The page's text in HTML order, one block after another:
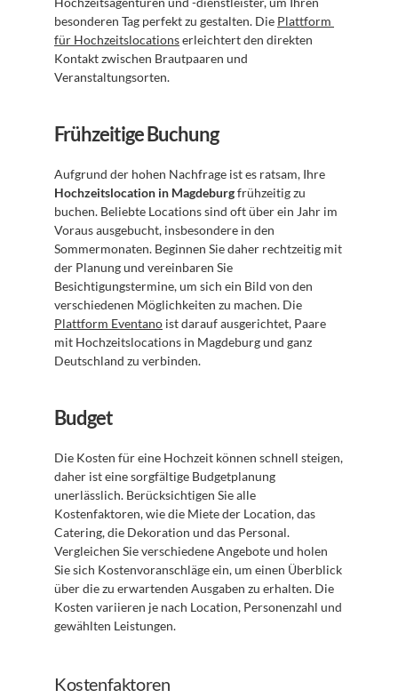
besonderen Tag perfekt zu gestalten. Die Plattform
für Hochzeitslocations erleichtert den direkten
Kontakt zwischen Brautpaaren und
Veranstaltungsorten.
Frühzeitige Buchung
Hochzeitslocation in Magdeburg frühzeitig zu
buchen. Beliebte Locations sind oft über ein Jahr im
Voraus ausgebucht, insbesondere in den
Sommermonaten. Beginnen Sie daher rechtzeitig mit
der Planung und vereinbaren Sie
Besichtigungstermine, um sich ein Bild von den
Plattform Eventano ist darauf ausgerichtet, Paare
mit Hochzeitslocations in Magdeburg und ganz
Deutschland zu verbinden.
Budget
Die Kosten für eine Hochzeit können schnell steigen,
daher ist eine sorgfältige Budgetplanung
unerlässlich. Berücksichtigen Sie alle
Kostenfaktoren, wie die Miete der Location, das
Catering, die Dekoration und das Personal.
Vergleichen Sie verschiedene Angebote und holen
Sie sich Kostenvoranschläge ein, um einen Überblick
über die zu erwartenden Ausgaben zu erhalten. Die
Kosten variieren je nach Location, Personenzahl und
gewählten Leistungen.
Kostenfaktoren